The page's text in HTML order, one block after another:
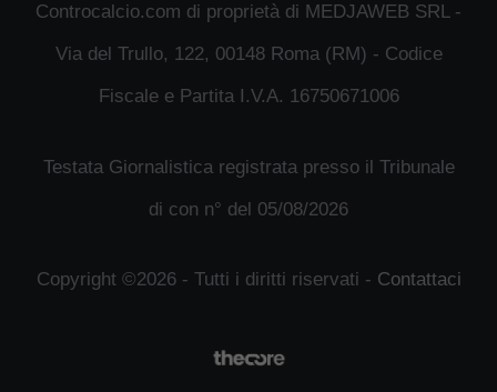
Controcalcio.com di proprietà di MEDJAWEB SRL -
Via del Trullo, 122, 00148 Roma (RM) - Codice
Fiscale e Partita I.V.A. 16750671006
Testata Giornalistica registrata presso il Tribunale
di con n° del 05/08/2026
Copyright ©2026 - Tutti i diritti riservati - Contattaci